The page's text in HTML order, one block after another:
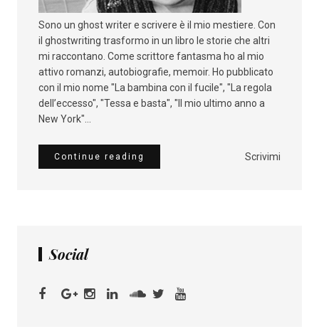
Sono un ghost writer e scrivere è il mio mestiere. Con
il ghostwriting trasformo in un libro le storie che altri
mi raccontano. Come scrittore fantasma ho al mio
attivo romanzi, autobiografie, memoir. Ho pubblicato
con il mio nome "La bambina con il fucile", "La regola
dell’eccesso", "Tessa e basta", "Il mio ultimo anno a
New York"...
Scrivimi
Continue reading
Social